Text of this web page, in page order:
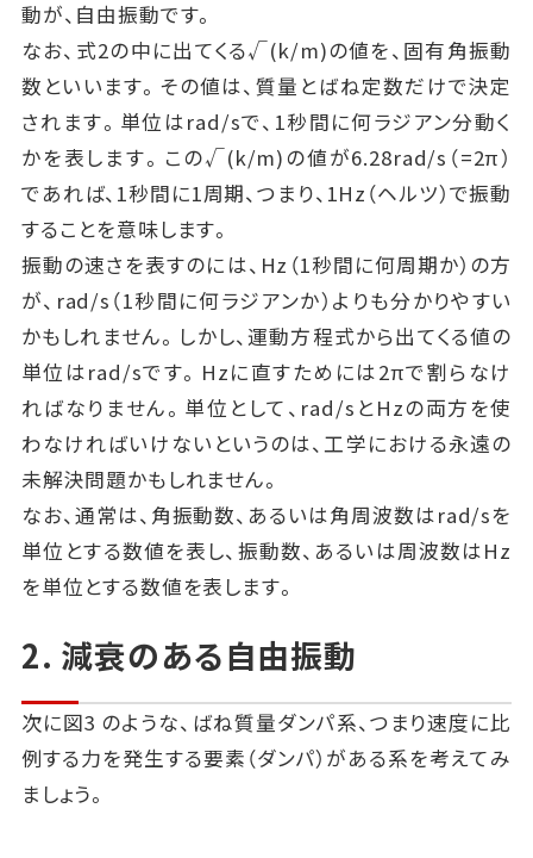
動が、自由振動です。
なお、式2の中に出てくる√(k/m)の値を、固有角振動
数といいます。その値は、質量とばね定数だけで決定
されます。単位はrad/sで、1秒間に何ラジアン分動く
かを表します。この√(k/m)の値が6.28rad/s（=2π）
であれば、1秒間に1周期、つまり、1Hz（ヘルツ）で振動
することを意味します。
振動の速さを表すのには、Hz（1秒間に何周期か）の方
が、rad/s（1秒間に何ラジアンか）よりも分かりやすい
かもしれません。しかし、運動方程式から出てくる値の
単位はrad/sです。Hzに直すためには2πで割らなけ
ればなりません。単位として、rad/sとHzの両方を使
わなければいけないというのは、工学における永遠の
未解決問題かもしれません。
なお、通常は、角振動数、あるいは角周波数はrad/sを
単位とする数値を表し、振動数、あるいは周波数はHz
を単位とする数値を表します。
2. 減衰のある自由振動
次に図3 のような、ばね質量ダンパ系、つまり速度に比
例する力を発生する要素（ダンパ）がある系を考えてみ
ましょう。